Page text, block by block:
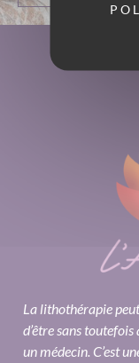
La lithothérapie
d’être sans
un médecin. C’est